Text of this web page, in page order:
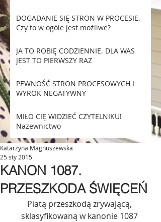
DOGADANIE SIĘ STRON W PROCESIE.
Czy to w ogóle jest możliwe?
JA TO ROBIĘ CODZIENNIE. DLA WAS
JEST TO PIERWSZY RAZ
PEWNOŚĆ STRON PROCESOWYCH I
WYROK NEGATYWNY
MIŁO CIĘ WIDZIEĆ CZYTELNIKU!
Nazewnictwo
KANON 1087.
PRZESZKODA ŚWIĘCEŃ
Katarzyna Magnuszewska
25 sty 2015
Piatą przeszkodą zrywającą,
sklasyfikowaną w kanonie 1087